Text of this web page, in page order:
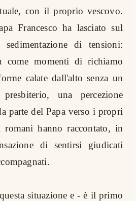
con il proprio vescovo.
Francesco ha lasciato sul
di tensioni:
come momenti di richiamo
calate dall'alto senza un
una percezione
parte del Papa verso i propri
hanno raccontato, in
di sentirsi giudicati
situazione e - è il primo